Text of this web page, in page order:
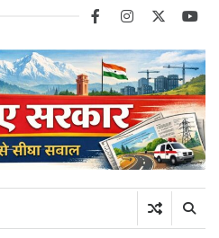
facebookinstagram
twitter